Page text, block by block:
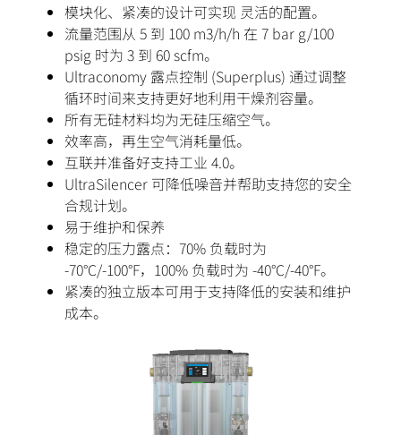
模块化、紧凑的设计可实现 灵活的配置。
流量范围从 5 到 100 m3/h/h 在 7 bar g/100
psig 时为 3 到 60 scfm。
Ultraconomy 露点控制 (Superplus) 通过调整
循环时间来支持更好地利用干燥剂容量。
所有无硅材料均为无硅压缩空气。
效率高，再生空气消耗量低。
互联并准备好支持工业 4.0。
UltraSilencer 可降低噪音并帮助支持您的安全
合规计划。
易于维护和保养
稳定的压力露点：70% 负载时为
-70°C/-100°F，100% 负载时为 -40°C/-40°F。
紧凑的独立版本可用于支持降低的安装和维护
成本。